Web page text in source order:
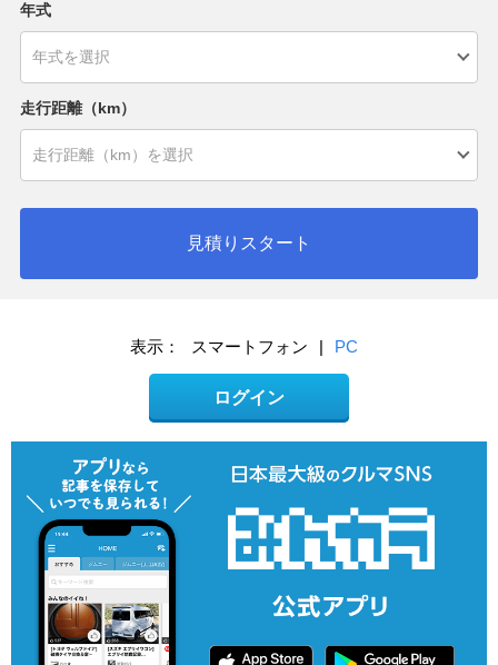
年式
走行距離（km）
見積りスタート
表示： スマートフォン | PC
ログイン